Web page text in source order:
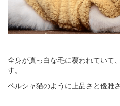
全身が真っ白な毛に覆われていて
す。
ペルシャ猫のように上品さと優雅